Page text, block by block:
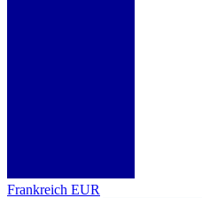
Frankreich EUR